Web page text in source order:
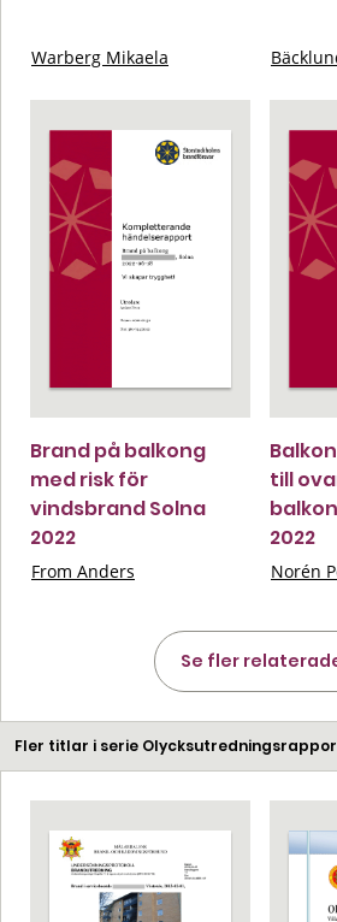
Warberg Mikaela
Brand på balkong
med risk för
vindsbrand Solna
2022
From Anders
till
2022
Norén
Se fler
Fler titlar i serie